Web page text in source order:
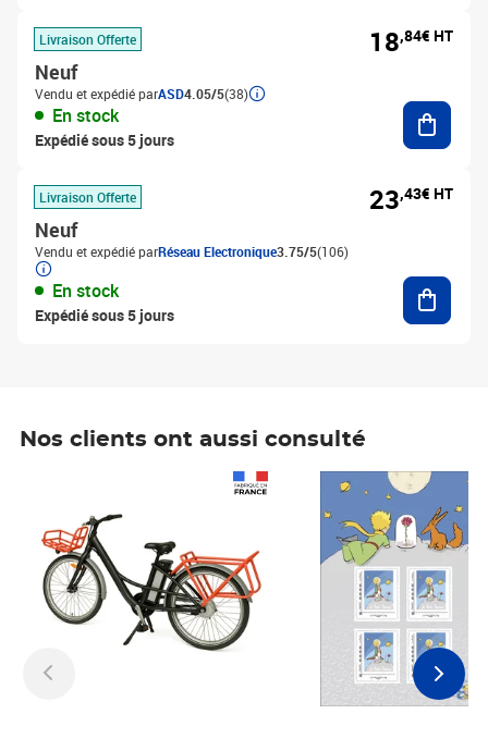
Livraison Offerte
Neuf
Vendu et expédié parASD4.05/5(38)
En stock
Expédié sous 5 jours
18,84€ HT
Livraison Offerte
Neuf
Vendu et expédié parRéseau Electronique3.75/5(106)
En stock
Expédié sous 5 jours
23,43€ HT
Nos clients ont aussi consulté
Prix 6,25€ HT